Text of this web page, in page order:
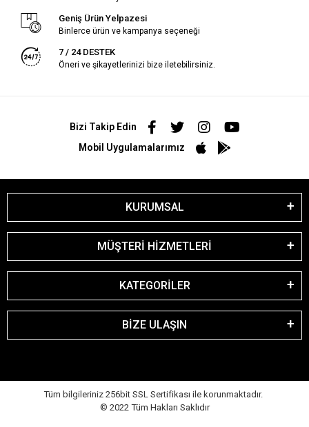
Geniş Ürün Yelpazesi
Binlerce ürün ve kampanya seçeneği
7 / 24 DESTEK
Öneri ve şikayetlerinizi bize iletebilirsiniz.
Bizi Takip Edin
Mobil Uygulamalarımız
KURUMSAL
MÜŞTERİ HİZMETLERİ
KATEGORİLER
BİZE ULAŞIN
Tüm bilgileriniz 256bit SSL Sertifikası ile korunmaktadır.
© 2022 Tüm Hakları Saklıdır